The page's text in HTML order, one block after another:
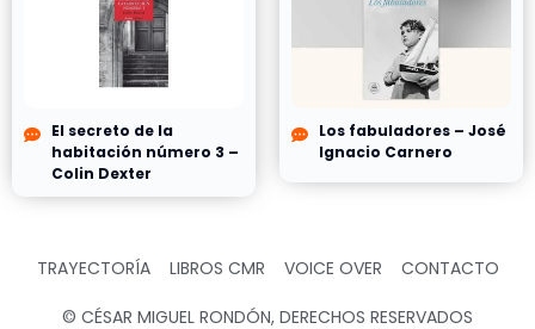
El secreto de la
habitación número 3 –
Colin Dexter
Los fabuladores – José
Ignacio Carnero
TRAYECTORÍA LIBROS CMR VOICE OVER CONTACTO
© CÉSAR MIGUEL RONDÓN, DERECHOS RESERVADOS